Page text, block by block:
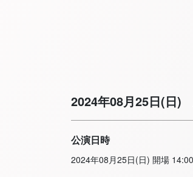
2024年08月25日(日)
公演日時
2024年08月25日(日) 開場